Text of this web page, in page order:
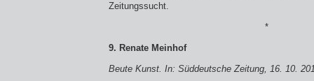
Zeitungssucht.
*
9. Renate Meinhof
Beute Kunst. In: Süddeutsche Zeitung, 16. 10.